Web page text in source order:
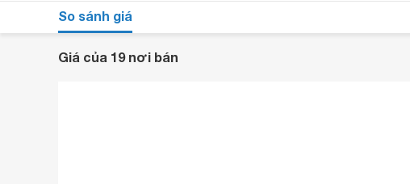
So sánh giá
Giá của 19 nơi bán